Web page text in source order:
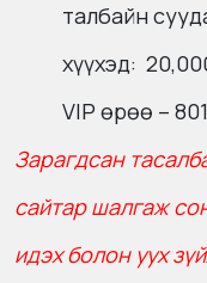
талбайн
хүүхэд:
VIP өрөө –
Зарагдсан
сайтар шалгаж
идэх болон уух